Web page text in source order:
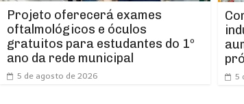
Projeto oferecerá exames
oftalmológicos e óculos
gratuitos para estudantes do 1º
ano da rede municipal
5 de agosto de 2026 5